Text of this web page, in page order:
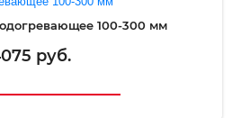
100-300 мм
руб.